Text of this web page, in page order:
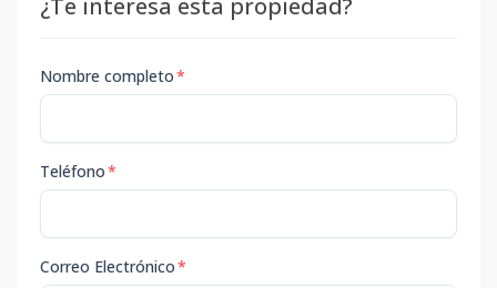
¿Te interesa esta propiedad?
Nombre completo*
Teléfono*
Correo Electrónico*